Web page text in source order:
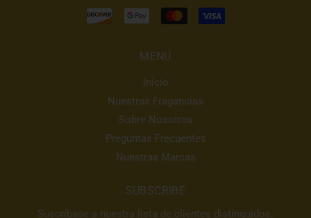
MENU
Inicio
Nuestras Fragancias
Sobre Nosotros
Preguntas Frecuentes
Nuestras Marcas
SUBSCRIBE
Suscríbase a nuestra lista de clientes distinguidos.